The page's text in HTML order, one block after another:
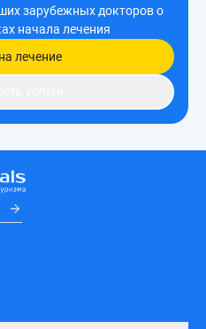
зарубежных докторов о
начала лечения
лечение